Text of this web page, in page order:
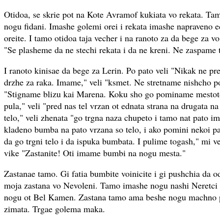
Otidoa, se skrie pot na Kote Avramof kukiata vo rekata.
nogu fidani. Imashe golemi orei i rekata imashe napraveno
oreite. I tamo otidoa taja vecher i na ranoto za da bege za
"Se plasheme da ne stechi rekata i da ne kreni. Ne zaspame
I ranoto kinisae da bege za Lerin. Po pato veli "Nikak ne
drzhe za raka. Imame," veli "ksmet. Ne stretname nishcho
"Stigname blizu kai Marena. Koku sho go pominame
pula," veli "pred nas tel vrzan ot ednata strana na drugata
telo," veli zhenata "go trgna naza chupeto i tamo nat pato
kladeno bumba na pato vrzana so telo, i ako pomini nekoi
da go trgni telo i da ispuka bumbata. I pulime togash," mi
vike "Zastanite! Oti imame bumbi na nogu mesta."
Zastanae tamo. Gi fatia bumbite voinicite i gi pushchia da
moja zastana vo Nevoleni. Tamo imashe nogu nashi
nogu ot Bel Kamen. Zastana tamo ama beshe nogu
zimata. Trgae golema maka.